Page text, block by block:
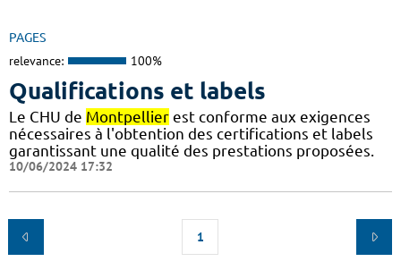
PAGES
relevance: 100%
Qualifications et labels
Le CHU de Montpellier est conforme aux exigences
nécessaires à l'obtention des certifications et labels
garantissant une qualité des prestations proposées.
10/06/2024 17:32
1